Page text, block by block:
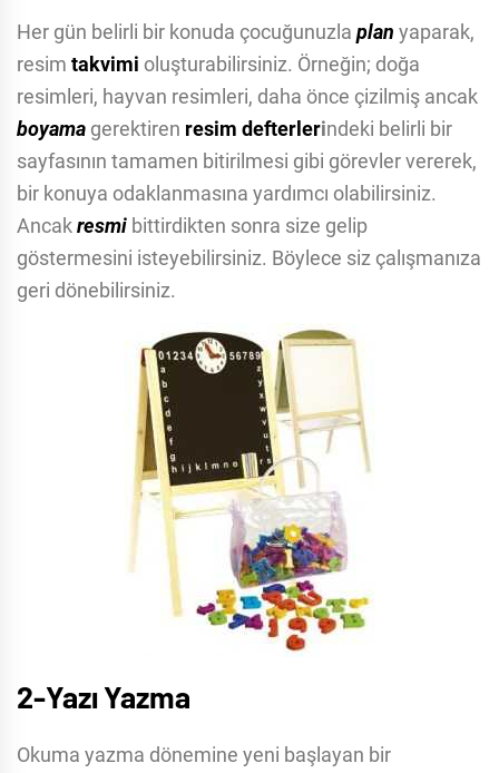
Her gün belirli bir konuda çocuğunuzla plan yaparak,
resim takvimi oluşturabilirsiniz. Örneğin; doğa
resimleri, hayvan resimleri, daha önce çizilmiş ancak
boyama gerektiren resim defterlerindeki belirli bir
sayfasının tamamen bitirilmesi gibi görevler vererek,
bir konuya odaklanmasına yardımcı olabilirsiniz.
Ancakresmi bittirdikten sonra size gelip
göstermesini isteyebilirsiniz. Böylece siz çalışmanıza
geri dönebilirsiniz.
2-Yazı Yazma
Okuma yazma dönemine yeni başlayan bir